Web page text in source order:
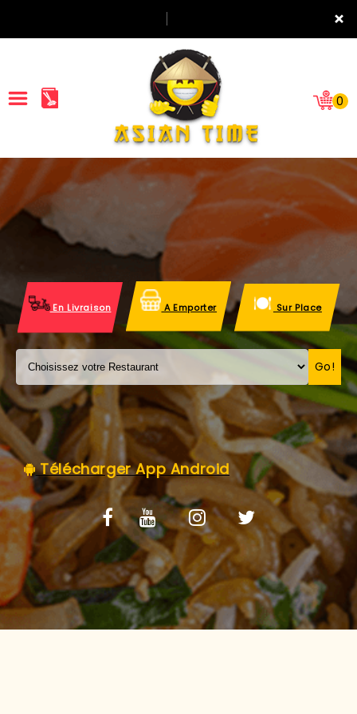
×
ACCUEIL
LA CARTE
VOS AVIS
MENTIONS LÉGALES
C.G.V
0
En Livraison A Emporter Sur Place
Go!
Télécharger App Android